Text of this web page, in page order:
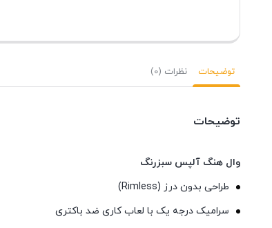
توضیحات نظرات (0)
توضیحات
وال هنگ آلپس سبزرنگ
طراحی بدون درز (Rimless)
سرامیک درجه یک با لعاب کاری ضد باکتری